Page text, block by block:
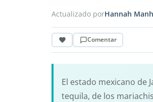
Actualizado porHannah
Comentar
El estado mexicano de
tequila, de los